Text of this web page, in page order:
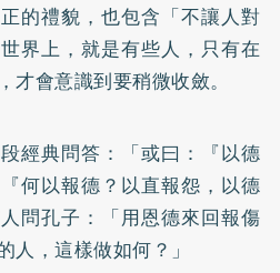
的禮貌，也包含「不讓人對
界上，就是有些人，只有在
會意識到要稍微收斂。
經典問答：「或曰：『以德
何以報德？以直報怨，以德
問孔子：「用恩德來回報傷
人，這樣做如何？」